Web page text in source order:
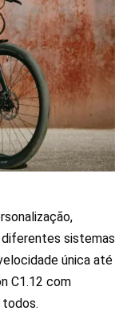
sistemas
única até
C1.12 com
todos.